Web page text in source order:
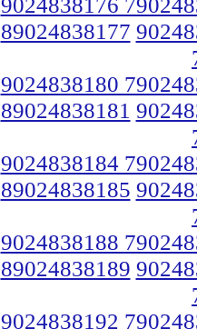
89024838177
9024838180
89024838181
9024838184
89024838185
9024838188
89024838189
9024838192